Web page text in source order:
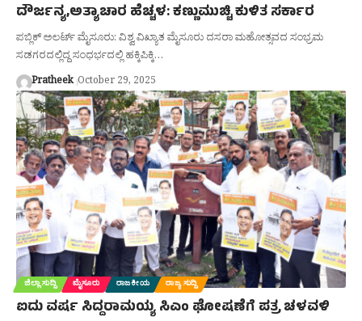
ದೌರ್ಜನ್ಯ,ಅತ್ಯಾಚಾರ ಹೆಚ್ಚಳ: ಕಣ್ಣುಮುಚ್ಚಿ ಕುಳಿತ ಸರ್ಕಾರ
ಪಬ್ಲಿಕ್ ಅಲರ್ಟ್ ಮೈಸೂರು: ವಿಶ್ವ ವಿಖ್ಯಾತ ಮೈಸೂರು ದಸರಾ ಮಹೋತ್ಸವದ ಸಂಭ್ರಮ
ಸಡಗರದಲ್ಲಿದ್ದ ಸಂಧರ್ಭದಲ್ಲಿ ಹಕ್ಕಿಪಿಕ್ಕಿ…
Pratheek October 29, 2025
ಜಿಲ್ಲಾ ಸುದ್ದಿ ಮೈಸೂರು ರಾಜಕೀಯ ರಾಜ್ಯ ಸುದ್ದಿ
ಐದು ವರ್ಷ ಸಿದ್ದರಾಮಯ್ಯ ಸಿಎಂ ಘೋಷಣೆಗೆ ಪತ್ರ ಚಳವಳಿ